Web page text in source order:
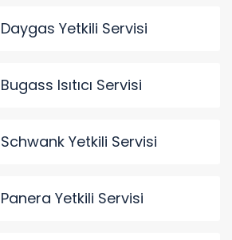
Yetkili Servisi
Isıtıcı Servisi
Yetkili Servisi
Yetkili Servisi